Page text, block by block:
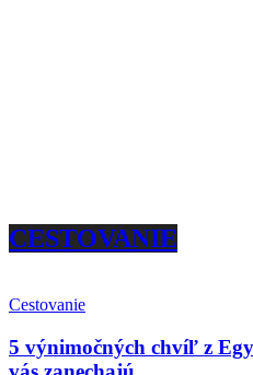
CESTOVANIE
Cestovanie
5 výnimočných chvíľ z